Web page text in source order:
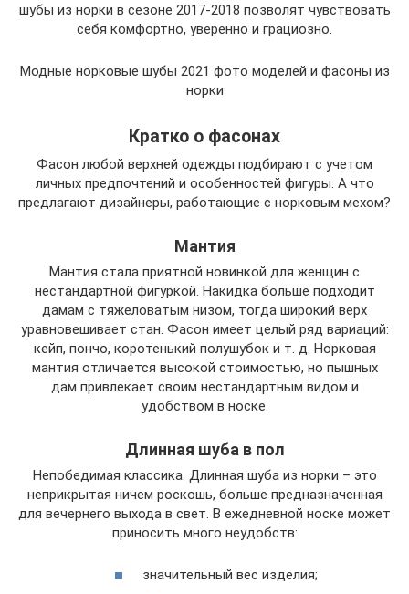
шубы из норки в сезоне 2017-2018 позволят чувствовать
себя комфортно, уверенно и грациозно.
Модные норковые шубы 2021 фото моделей и фасоны из
норки
Кратко о фасонах
Фасон любой верхней одежды подбирают с учетом
личных предпочтений и особенностей фигуры. А что
предлагают дизайнеры, работающие с норковым мехом?
Мантия
Мантия стала приятной новинкой для женщин с
нестандартной фигуркой. Накидка больше подходит
дамам с тяжеловатым низом, тогда широкий верх
уравновешивает стан. Фасон имеет целый ряд вариаций:
кейп, пончо, коротенький полушубок и т. д. Норковая
мантия отличается высокой стоимостью, но пышных
дам привлекает своим нестандартным видом и
удобством в носке.
Длинная шуба в пол
Непобедимая классика. Длинная шуба из норки – это
неприкрытая ничем роскошь, больше предназначенная
для вечернего выхода в свет. В ежедневной носке может
приносить много неудобств:
значительный вес изделия;